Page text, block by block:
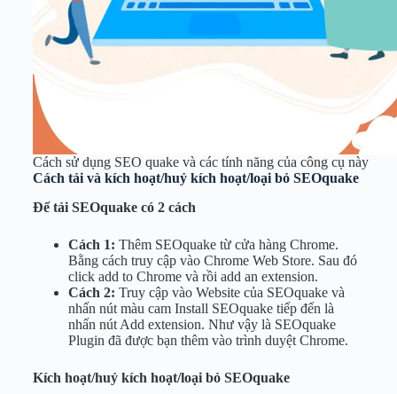
Cách sử dụng SEO quake và các tính năng của công cụ này
Cách tải và kích hoạt/huỷ kích hoạt/loại bỏ SEOquake
Để tải SEOquake có 2 cách
Cách 1: Thêm SEOquake từ cửa hàng Chrome.
Bằng cách truy cập vào Chrome Web Store. Sau đó
click add to Chrome và rồi add an extension.
Cách 2: Truy cập vào Website của SEOquake và
nhấn nút màu cam Install SEOquake tiếp đến là
nhấn nút Add extension. Như vậy là SEOquake
Plugin đã được bạn thêm vào trình duyệt Chrome.
Kích hoạt/huỷ kích hoạt/loại bỏ SEOquake